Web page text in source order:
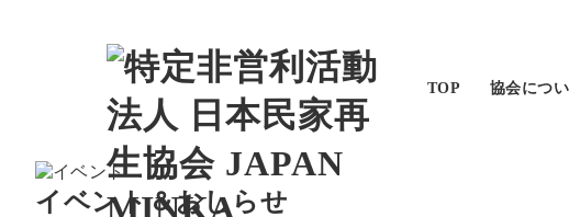
TOP 協会につ
イベント＆おしらせ